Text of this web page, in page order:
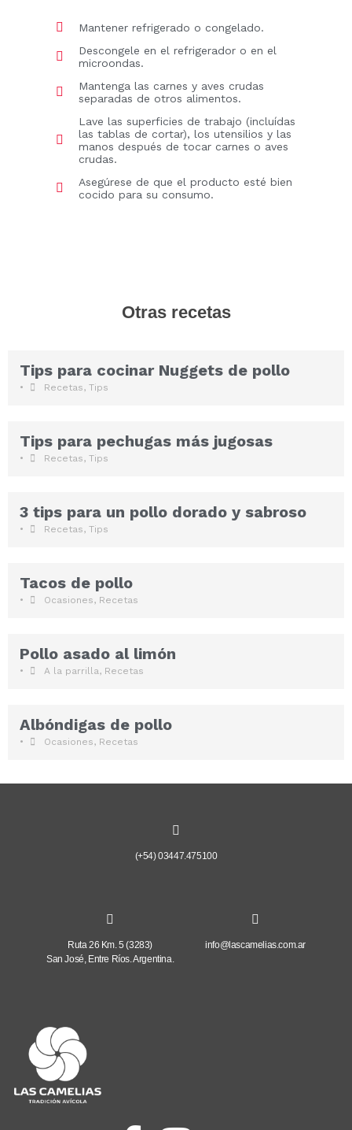
Mantener refrigerado o congelado.
Descongele en el refrigerador o en el
microondas.
Mantenga las carnes y aves crudas
separadas de otros alimentos.
Lave las superficies de trabajo (incluídas
las tablas de cortar), los utensilios y las
manos después de tocar carnes o aves
crudas.
Asegúrese de que el producto esté bien
cocido para su consumo.
Otras recetas
Tips para cocinar Nuggets de pollo
• Recetas, Tips
Tips para pechugas más jugosas
• Recetas, Tips
3 tips para un pollo dorado y sabroso
• Recetas, Tips
Tacos de pollo
• Ocasiones, Recetas
Pollo asado al limón
• A la parrilla, Recetas
Albóndigas de pollo
• Ocasiones, Recetas
(+54) 03447.475100
Ruta 26 Km. 5 (3283)
San José, Entre Ríos. Argentina.
info@lascamelias.com.ar